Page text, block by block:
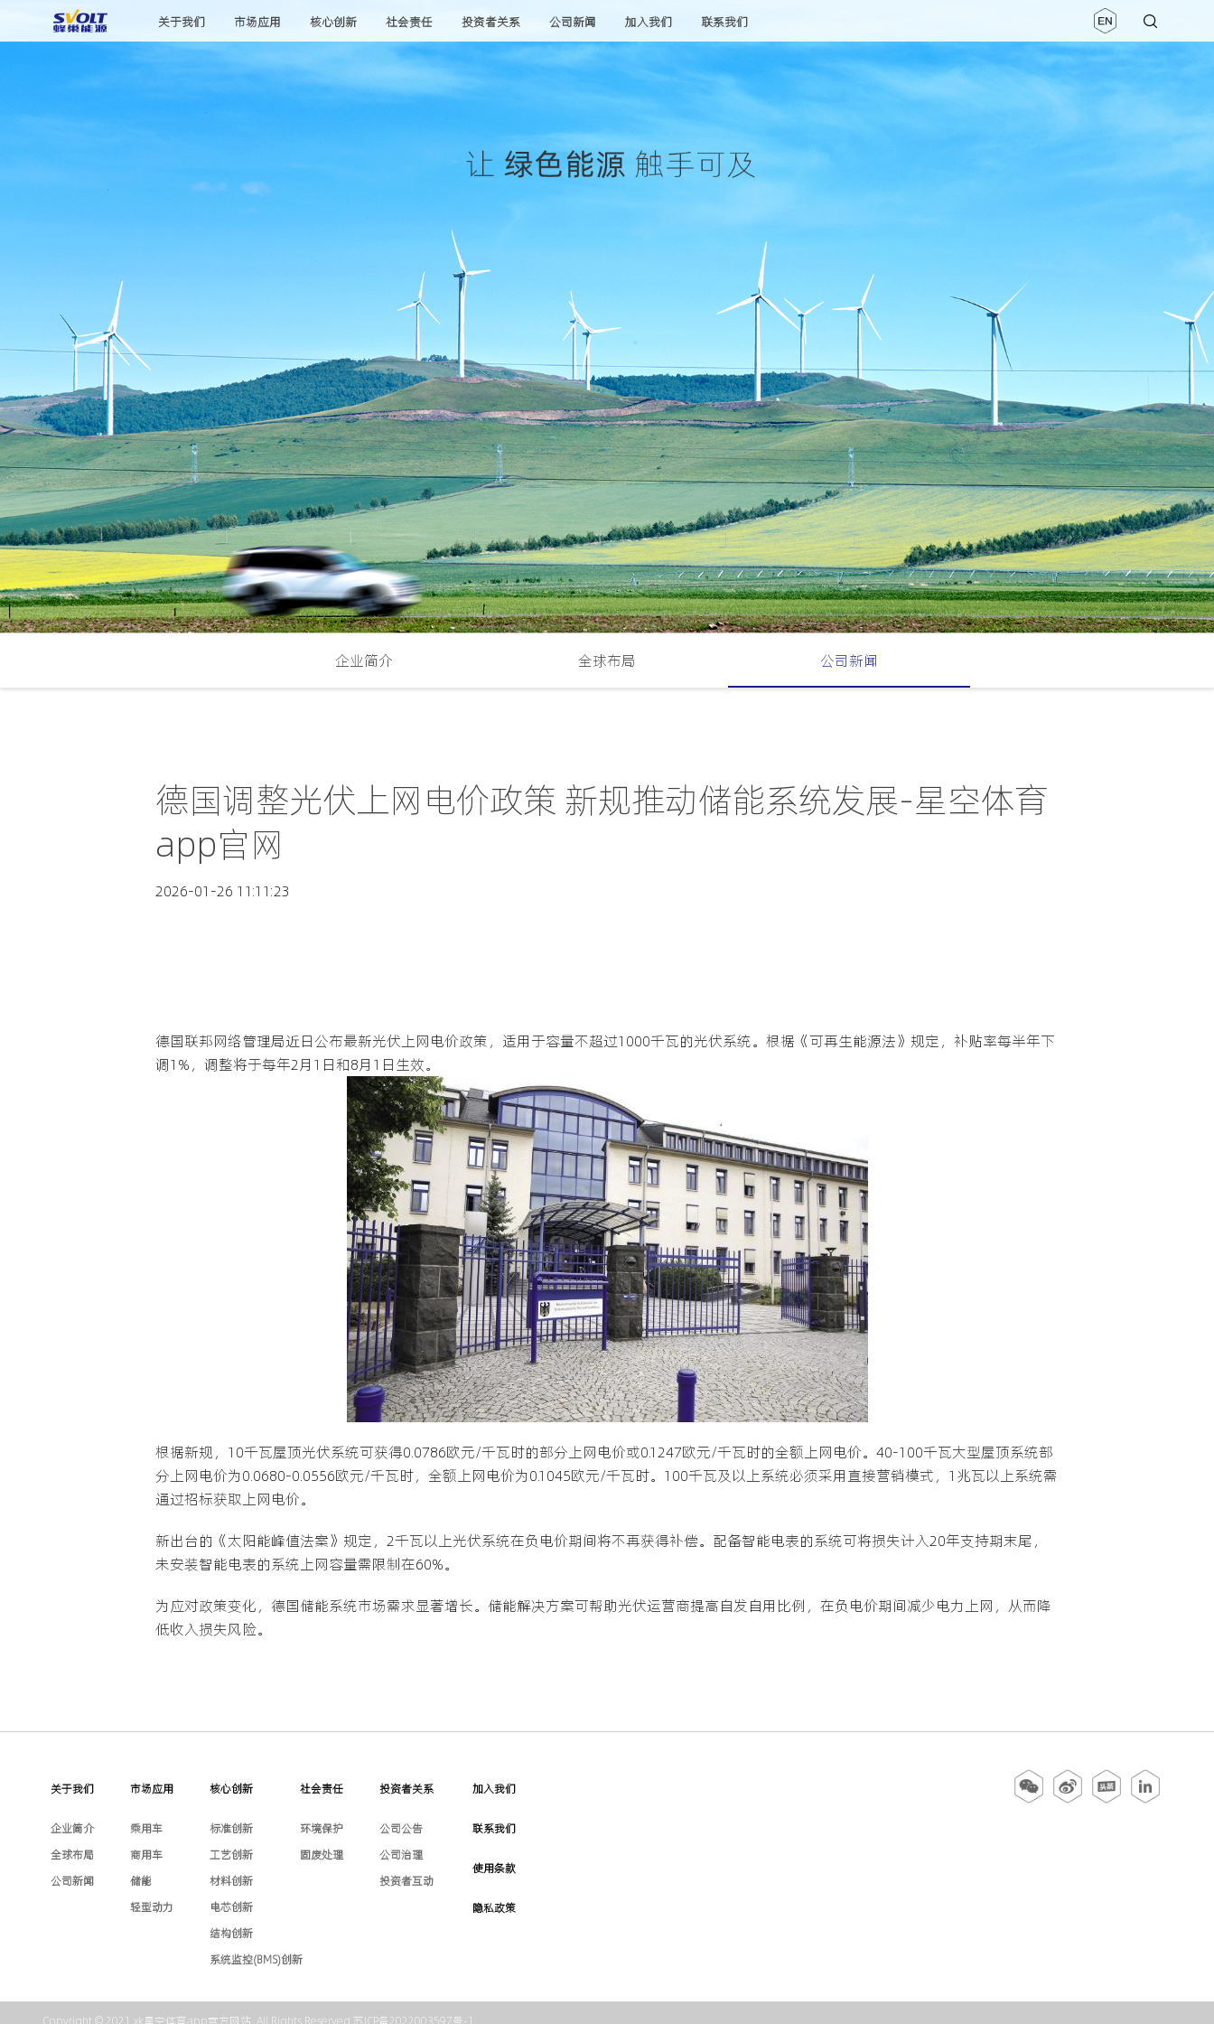
关于我们 市场应用 核心创新 社会责任 投资者关系 公司新闻 加入我们 联系我们
企业简介 全球布局 公司新闻
德国调整光伏上网电价政策 新规推动储能系统发展-星空体育
app官网
2026-01-26 11:11:23
德国联邦网络管理局近日公布最新光伏上网电价政策，适用于容量不超过1000千瓦的光伏系统。根据《可再生能源法》规定，补贴率每半年下
调1%，调整将于每年2月1日和8月1日生效。
根据新规，10千瓦屋顶光伏系统可获得0.0786欧元/千瓦时的部分上网电价或0.1247欧元/千瓦时的全额上网电价。40-100千瓦大型屋顶系统部
分上网电价为0.0680-0.0556欧元/千瓦时，全额上网电价为0.1045欧元/千瓦时。100千瓦及以上系统必须采用直接营销模式，1兆瓦以上系统需
通过招标获取上网电价。
新出台的《太阳能峰值法案》规定，2千瓦以上光伏系统在负电价期间将不再获得补偿。配备智能电表的系统可将损失计入20年支持期末尾，
未安装智能电表的系统上网容量需限制在60%。
为应对政策变化，德国储能系统市场需求显著增长。储能解决方案可帮助光伏运营商提高自发自用比例，在负电价期间减少电力上网，从而降
低收入损失风险。
关于我们
企业简介
全球布局
公司新闻
市场应用
乘用车
商用车
储能
轻型动力
核心创新
标准创新
工艺创新
材料创新
电芯创新
结构创新
系统监控(BMS)创新
社会责任
环境保护
固废处理
投资者关系
公司公告
公司治理
投资者互动
加入我们
联系我们
使用条款
隐私政策
Copyright © 2021 xk星空体育app官方网站. All Rights Reserved. 苏ICP备2022003597号-1